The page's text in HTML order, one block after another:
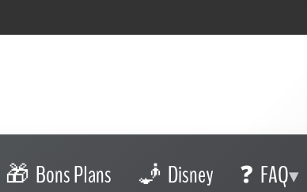
Bons Plans Disney FAQ